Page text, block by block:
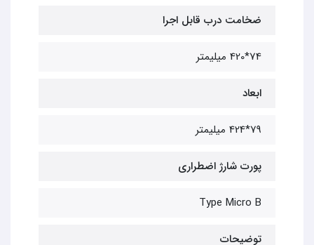
ضخامت درب قابل اجرا
74*420 میلیمتر
ابعاد
79*424 میلیمتر
پورت شارژ اضطراری
Type Micro B
توضیحات